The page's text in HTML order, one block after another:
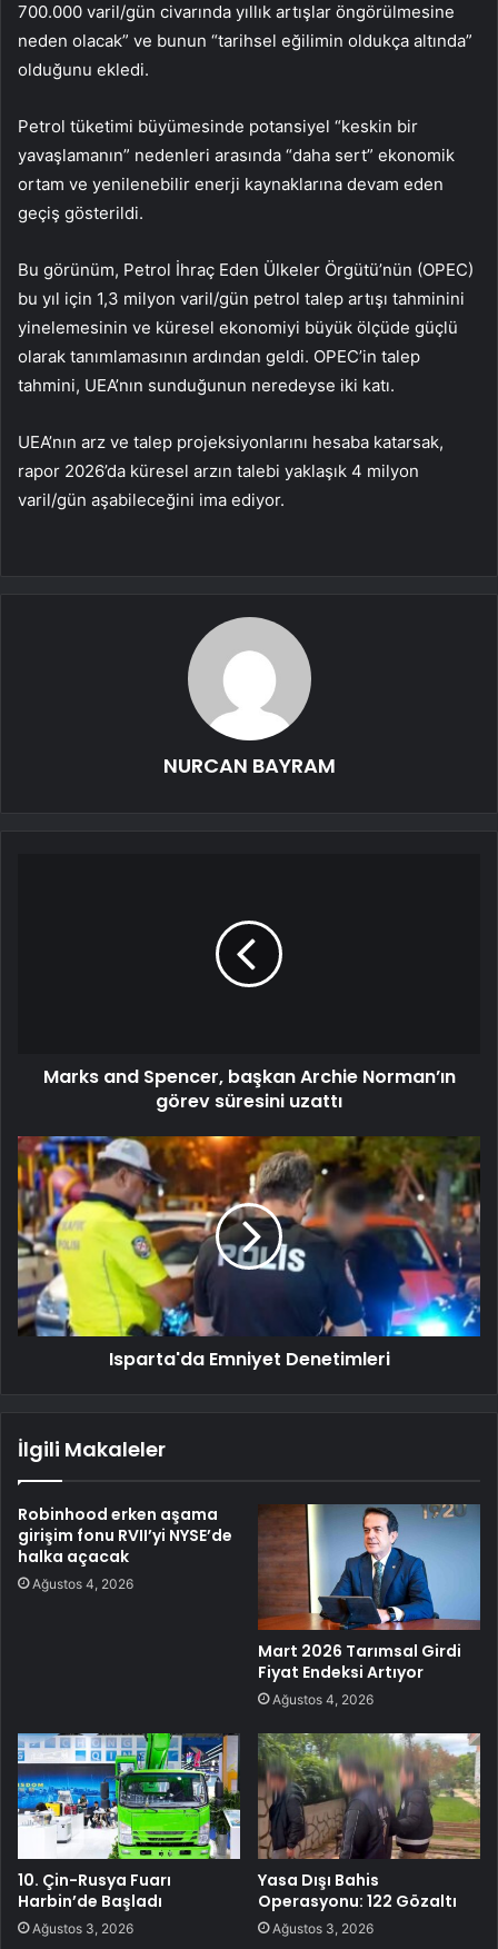
700.000 varil/gün civarında yıllık artışlar öngörülmesine
neden olacak” ve bunun “tarihsel eğilimin oldukça altında”
olduğunu ekledi.
Petrol tüketimi büyümesinde potansiyel “keskin bir
yavaşlamanın” nedenleri arasında “daha sert” ekonomik
ortam ve yenilenebilir enerji kaynaklarına devam eden
geçiş gösterildi.
Bu görünüm, Petrol İhraç Eden Ülkeler Örgütü’nün (OPEC)
bu yıl için 1,3 milyon varil/gün petrol talep artışı tahminini
yinelemesinin ve küresel ekonomiyi büyük ölçüde güçlü
olarak tanımlamasının ardından geldi. OPEC’in talep
tahmini, UEA’nın sunduğunun neredeyse iki katı.
UEA’nın arz ve talep projeksiyonlarını hesaba katarsak,
rapor 2026’da küresel arzın talebi yaklaşık 4 milyon
varil/gün aşabileceğini ima ediyor.
NURCAN BAYRAM
Marks and Spencer, başkan Archie Norman’ın
görev süresini uzattı
Isparta'da Emniyet Denetimleri
İlgili Makaleler
Robinhood erken aşama
girişim fonu RVII’yi NYSE’de
halka açacak
Ağustos 4, 2026
Mart 2026 Tarımsal Girdi
Fiyat Endeksi Artıyor
Ağustos 4, 2026
10. Çin-Rusya Fuarı
Harbin’de Başladı
Ağustos 3, 2026
Yasa Dışı Bahis
Operasyonu: 122 Gözaltı
Ağustos 3, 2026